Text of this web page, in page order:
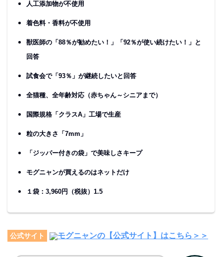
人工添加物が不使用
着色料・香料が不使用
獣医師の「88％が勧めたい！」「92％が使い続けたい！」と
回答
試食会で「93％」が継続したいと回答
全猫種、全年齢対応（赤ちゃん～シニアまで）
国際規格「クラスA」工場で生産
粒の大きさ「7mm」
「ジッパー付きの袋」で美味しさキープ
モグニャンが買えるのはネットだけ
１袋：3,960円（税抜）1.5
公式サイト モグニャンの【公式サイト】はこちら＞＞